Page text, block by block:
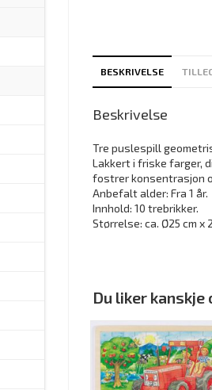
BESKRIVELSE
Beskrivelse
Tre puslespill
Lakkert i friske farger,
fostrer konsentrasjon
Anbefalt alder: Fra 1 år.
Innhold: 10 trebrikker.
Størrelse: ca. Ø25 cm x
Du liker